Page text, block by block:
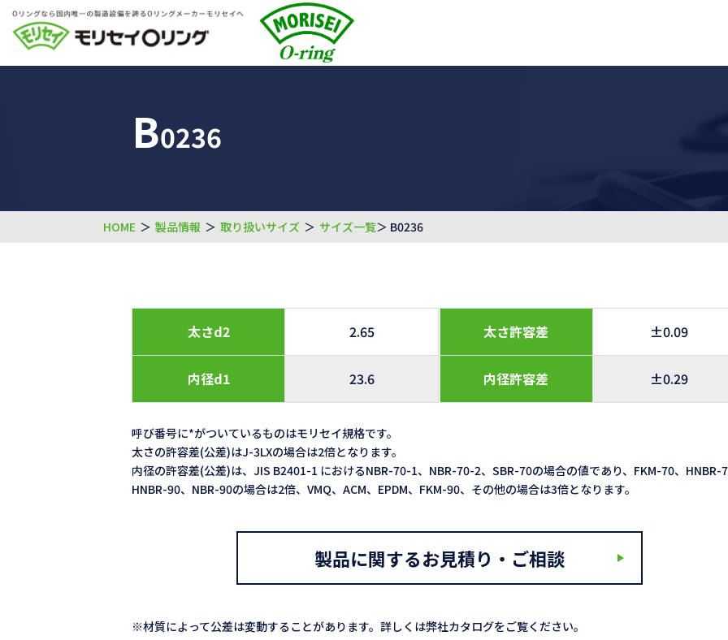
B0236
HOME ＞ 製品情報 ＞ 取り扱いサイズ ＞ サイズ一覧＞ B0236
太さd2 2.65
内径d1 23.6
太さ許容差 ±0.09
内径許容差 ±0.29
呼び番号に*がついているものはモリセイ規格です。
太さの許容差(公差)はJ-3LXの場合は2倍となります。
内径の許容差(公差)は、JIS B2401-1 におけるNBR-70-1、NBR-70-2、SBR-70の場合の値であり、FKM-70、HNBR-
HNBR-90、NBR-90の場合は2倍、VMQ、ACM、EPDM、FKM-90、その他の場合は3倍となります。
製品に関するお見積り・ご相談
※材質によって公差は変動することがあります。詳しくは弊社カタログをご覧ください。